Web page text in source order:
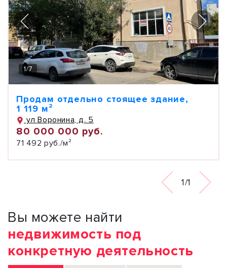
1/7
Продам отдельно стоящее здание,
1 119 м²
ул Воронина, д. 5
80 000 000 руб.
71 492 руб./м²
1/1
Вы можете найти
недвижимость под
конкретную деятельность